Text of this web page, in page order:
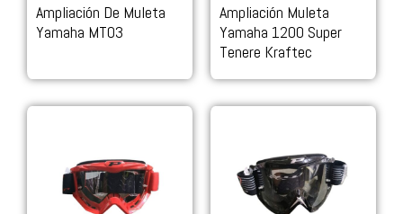
Ampliación De Muleta
Yamaha MT03
Ampliación Muleta
Yamaha 1200 Super
Tenere Kraftec